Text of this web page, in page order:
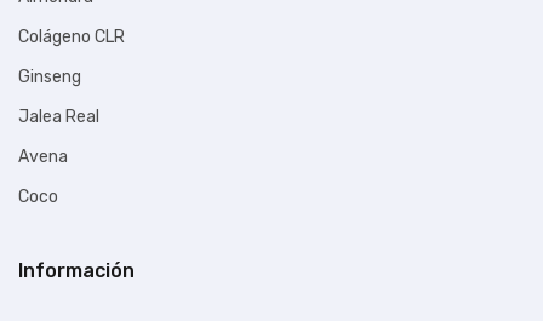
Colágeno CLR
Ginseng
Jalea Real
Avena
Coco
Información